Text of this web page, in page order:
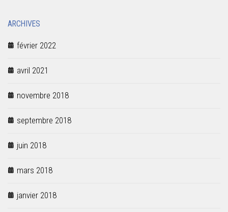
ARCHIVES
février 2022
avril 2021
novembre 2018
septembre 2018
juin 2018
mars 2018
janvier 2018